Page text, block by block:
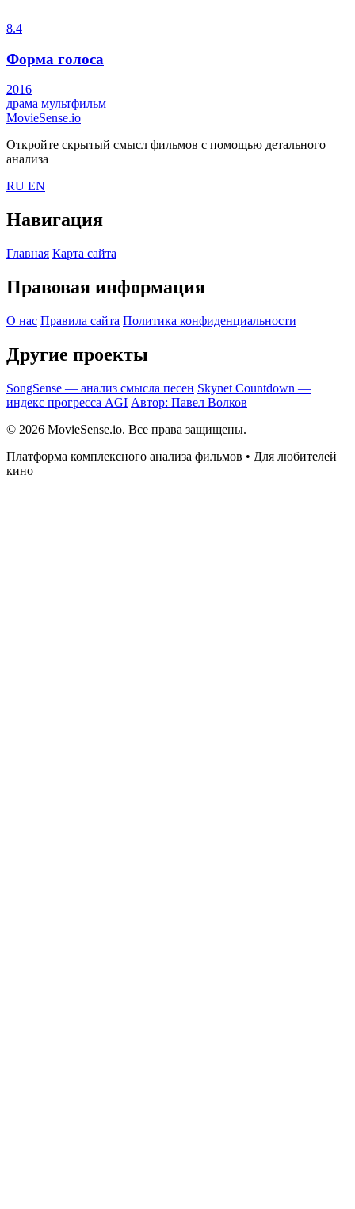
8.4
Форма голоса
2016
драма мультфильм
MovieSense.io
Откройте скрытый смысл фильмов с помощью детального
анализа
RU EN
Навигация
Главная Карта сайта
Правовая информация
О нас Правила сайта Политика конфиденциальности
Другие проекты
SongSense — анализ смысла песен Skynet Countdown —
индекс прогресса AGI Автор: Павел Волков
© 2026 MovieSense.io. Все права защищены.
Платформа комплексного анализа фильмов • Для любителей
кино